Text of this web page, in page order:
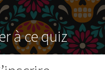
à ce quiz